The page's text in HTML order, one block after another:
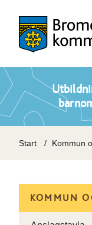
Start Kommun
KOMMUN